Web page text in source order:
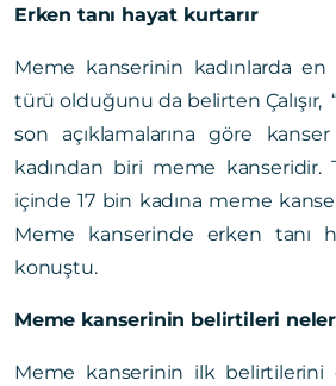
Erken tanı hayat kurtarır
Meme kanserinin kadınlarda
türü olduğunu da belirten Çalışır,
son açıklamalarına göre
kadından biri meme kanseridir.
içinde 17 bin kadına meme
Meme kanserinde erken tanı
konuştu.
Meme kanserinin belirtileri
Meme kanserinin ilk belirtilerini